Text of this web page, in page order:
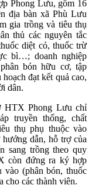
Phong Lưu, gồm 16
địa bàn xã Phù Lưu
gia trồng và tiêu thụ
thủ các nguyên tắc
diệt cỏ, thuốc trừ
bì…; doanh nghiệp
bón hữu cơ, tập
đạt kết quả cao,
dân.
HTX Phong Lưu chỉ
truyền thống, chất
thụ phụ thuộc vào
dẫn, hỗ trợ của
sang trồng theo quy
còn đứng ra ký hợp
vào (phân bón, thuốc
cho các thành viên.